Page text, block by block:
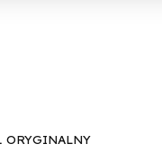
ORYGINALNY